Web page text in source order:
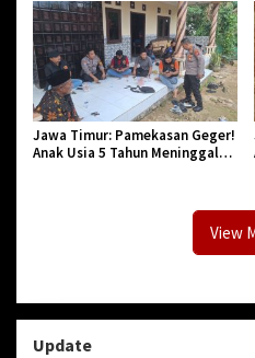
Pendidikan dan Birokrasi
Jawa Timur: Pamekasan Geger!
Anak Usia 5 Tahun Meninggal
View
Update